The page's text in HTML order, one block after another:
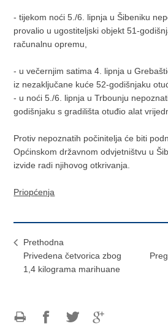
- tijekom noći 5./6. lipnja u Šibeniku
provalio u ugostiteljski objekt 51-
računalnu opremu,
- u večernjim satima 4. lipnja u
iz nezaključane kuće 52-godišnjaku
- u noći 5./6. lipnja u Trbounju
godišnjaku s gradilišta otuđio alat
Protiv nepoznatih počinitelja će biti
Općinskom državnom odvjetništvu u
izvide radi njihovog otkrivanja.
Priopćenja
Prethodna
Privedena četvorica zbog
1,4 kilograma marihuane